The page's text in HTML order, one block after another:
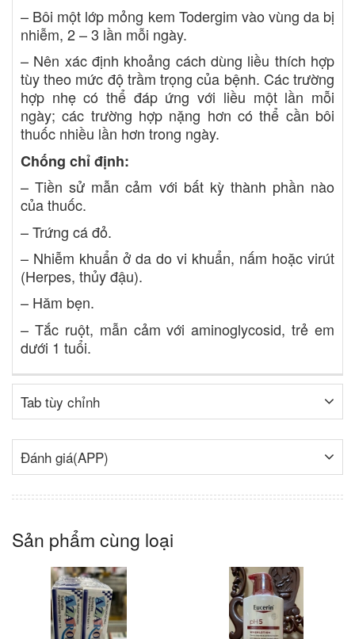
– Bôi một lớp mỏng kem Todergim vào vùng da bị
nhiễm, 2 – 3 lần mỗi ngày.
– Nên xác định khoảng cách dùng liều thích hợp
tùy theo mức độ trầm trọng của bệnh. Các trường
hợp nhẹ có thể đáp ứng với liều một lần mỗi
ngày; các trường hợp nặng hơn có thể cần bôi
thuốc nhiều lần hơn trong ngày.
Chống chỉ định:
– Tiền sử mẫn cảm với bất kỳ thành phần nào
của thuốc.
– Trứng cá đỏ.
– Nhiễm khuẩn ở da do vi khuẩn, nấm hoặc virút
(Herpes, thủy đậu).
– Hăm bẹn.
– Tắc ruột, mẫn cảm với aminoglycosid, trẻ em
dưới 1 tuổi.
Tab tùy chỉnh
Đánh giá(APP)
Sản phẩm cùng loại